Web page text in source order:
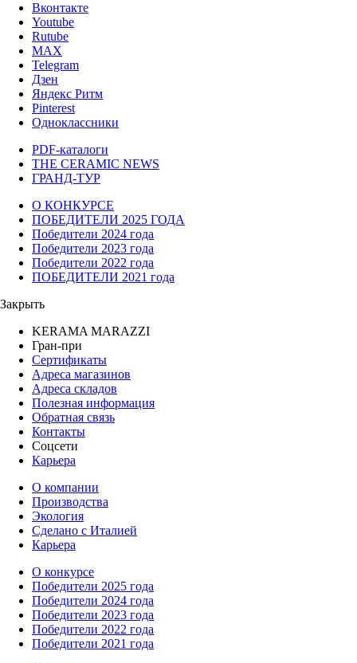
Вконтакте
Youtube
Rutube
MAX
Telegram
Дзен
Яндекс Ритм
Pinterest
Одноклассники
PDF-каталоги
THE CERAMIC NEWS
ГРАНД-ТУР
О КОНКУРСЕ
ПОБЕДИТЕЛИ 2025 ГОДА
Победители 2024 года
Победители 2023 года
Победители 2022 года
ПОБЕДИТЕЛИ 2021 года
Закрыть
KERAMA MARAZZI
Гран-при
Сертификаты
Адреса магазинов
Адреса складов
Полезная информация
Обратная связь
Контакты
Соцсети
Карьера
О компании
Производства
Экология
Сделано с Италией
Карьера
О конкурсе
Победители 2025 года
Победители 2024 года
Победители 2023 года
Победители 2022 года
Победители 2021 года